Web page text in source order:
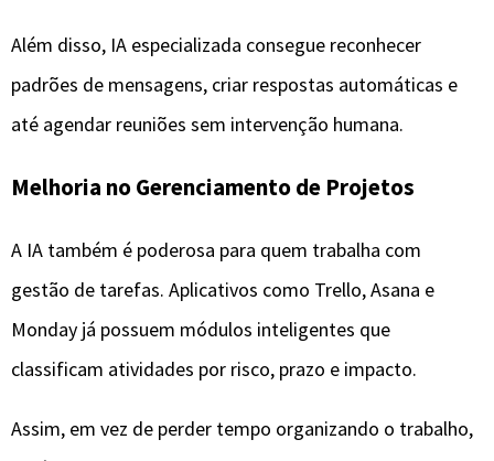
Além disso, IA especializada consegue reconhecer
padrões de mensagens, criar respostas automáticas e
até agendar reuniões sem intervenção humana.
Melhoria no Gerenciamento de Projetos
A IA também é poderosa para quem trabalha com
gestão de tarefas. Aplicativos como Trello, Asana e
Monday já possuem módulos inteligentes que
classificam atividades por risco, prazo e impacto.
Assim, em vez de perder tempo organizando o trabalho,